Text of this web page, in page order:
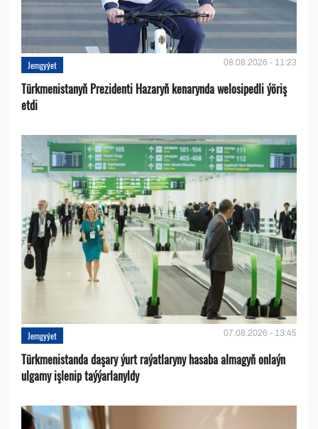
Jemgyýet 08.08.2026 - 11:23
Türkmenistanyň Prezidenti Hazaryň kenarynda welosipedli ýöriş
etdi
Jemgyýet 07.08.2026 - 13:45
Türkmenistanda daşary ýurt raýatlaryny hasaba almagyň onlaýn
ulgamy işlenip taýýarlanyldy